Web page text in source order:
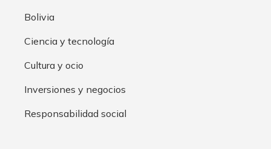
Bolivia
Ciencia y tecnología
Cultura y ocio
Inversiones y negocios
Responsabilidad social